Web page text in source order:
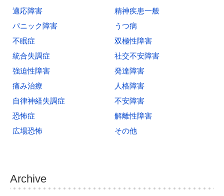
ョ
ン
適応障害
精神疾患一般
パニック障害
うつ病
不眠症
双極性障害
統合失調症
社交不安障害
強迫性障害
発達障害
痛み治療
人格障害
自律神経失調症
不安障害
恐怖症
解離性障害
広場恐怖
その他
Archive